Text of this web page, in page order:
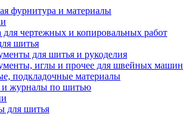
фурнитура и материалы
для чертежных и копировальных работ
шитья
для шитья и рукоделия
иглы и прочее для швейных машин
подкладочные материалы
журналы по шитью
для шитья